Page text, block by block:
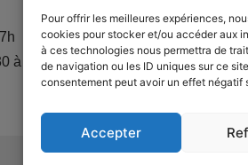
Pour offrir les meilleures expériences,
cookies pour stocker et/ou accéder aux
à ces technologies nous permettra de
de navigation ou les ID uniques sur ce
consentement peut avoir un effet
Accepter
à 12h30
de 8h30 à 12h30
Le jeudi et le
12h30